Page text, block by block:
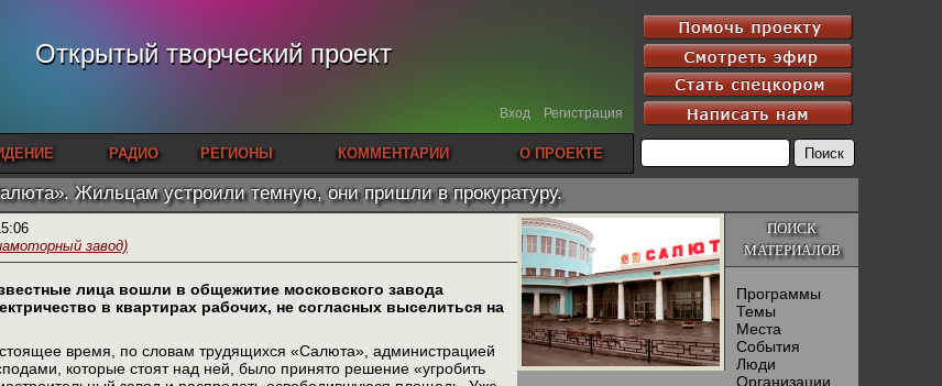
Открытый творческий проект
Вход Регистрация
РАДИО РЕГИОНЫ КОММЕНТАРИИ О ПРОЕКТЕ
Жильцам устроили темную, они пришли в прокуратуру.
ПОИСК
МАТЕРИАЛОВ
Программы
Темы
Места
События
Люди
Организации
завод)
лица вошли в общежитие московского завода
в квартирах рабочих, не согласных выселиться на
время, по словам трудящихся «Салюта», администрацией
которые стоят над ней, было принято решение «угробить